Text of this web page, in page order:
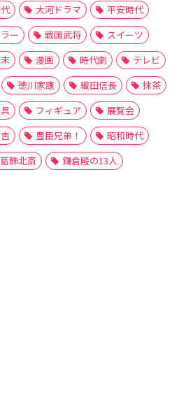
大河ドラマ
平安時代
ー 戦国武将
スイーツ
漫画 時代劇
テレビ
徳川家康 織田信長
抹茶
フィギュア
展覧会
豊臣兄弟！
昭和時代
葛飾北斎 鎌倉殿の13人